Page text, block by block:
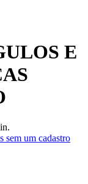
E
sem um cadastro